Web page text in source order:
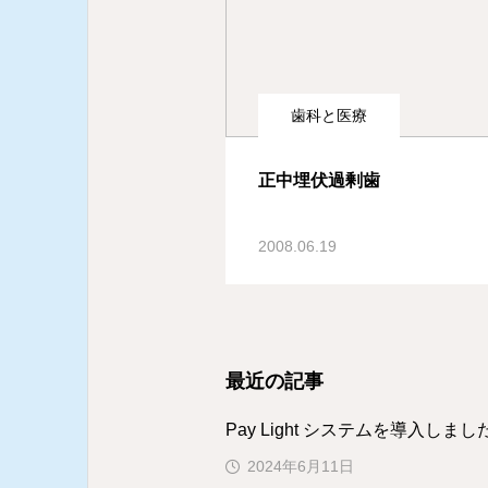
歯科と医療
正中埋伏過剰歯
2008.06.19
最近の記事
Pay Light システムを導入しまし
2024年6月11日